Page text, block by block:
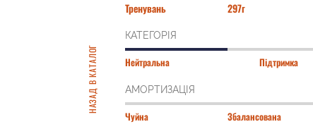
НАЗАД В КАТАЛОГ
Тренувань 297г
КАТЕГОРІЯ
Нейтральна Підтримка
АМОРТИЗАЦІЯ
Чуйна Збалансована